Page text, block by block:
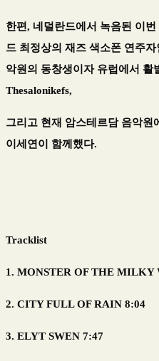
한편, 네덜란드에서 녹음된 이
드 최정상의 재즈 색소폰 연주
악원의 동창생이자 유럽에서 활
Thesalonikefs,
그리고 현재 암스테르담 음악원
이세연이 함께했다.
Tracklist
1. MONSTER OF THE MILKY
2. CITY FULL OF RAIN 8:04
3. ELYT SWEN 7:47